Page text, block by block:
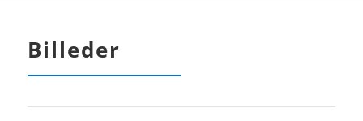
Billeder